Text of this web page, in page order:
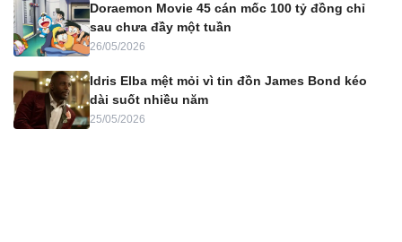
Doraemon Movie 45 cán mốc 100 tỷ đồng chỉ
sau chưa đầy một tuần
26/05/2026
Idris Elba mệt mỏi vì tin đồn James Bond kéo
dài suốt nhiều năm
25/05/2026